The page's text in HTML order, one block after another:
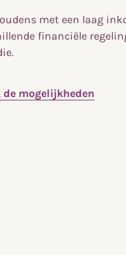
met een laag
financiële
de mogelijkheden